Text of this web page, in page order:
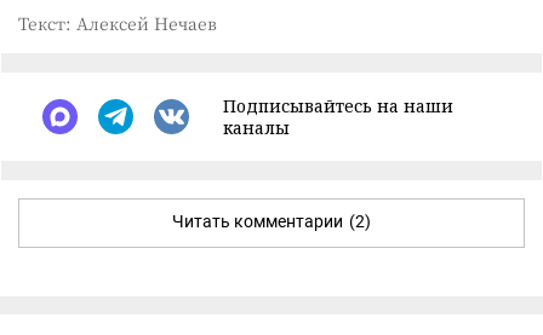
Текст: Алексей Нечаев
Подписывайтесь на наши
каналы
Читать комментарии (2)